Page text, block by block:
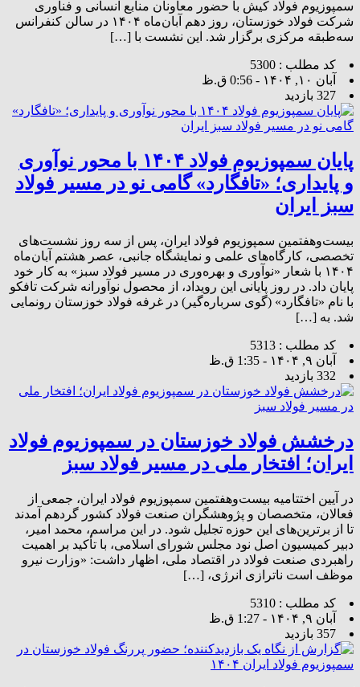
سمپوزیوم فولاد کیش با حضور معاونان منابع انسانی و فناوری
شرکت فولاد خوزستان، روز دهم آبان‌ماه ۱۴۰۴ در سالن کنفرانس
سه‌طبقه مرکزی برگزار شد. این نشست با […]
کد مطلب : 5300
آبان ۱۰, ۱۴۰۴ - 0:56 ق.ظ
327 بازدید
پایان سمپوزیوم فولاد ۱۴۰۴ با محور نوآوری
و پایداری؛ «تافگارد» گامی نو در مسیر فولاد
سبز ایران
بیست‌وهفتمین سمپوزیوم فولاد ایران، پس از سه روز نشست‌های
تخصصی، کارگاه‌های علمی و نمایشگاه جانبی، عصر هشتم آبان‌ماه
۱۴۰۴ با شعار «نوآوری و بهره‌وری در مسیر فولاد سبز» به کار خود
پایان داد. در روز پایانی این رویداد، از محصول نوآورانه شرکت تافکو
با نام «تافگارد» (گوی سرباره‌گیر) در غرفه فولاد خوزستان رونمایی
شد. به […]
کد مطلب : 5313
آبان ۹, ۱۴۰۴ - 1:35 ق.ظ
332 بازدید
درخشش فولاد خوزستان در سمپوزیوم فولاد
ایران؛ افتخار ملی در مسیر فولاد سبز
در آیین اختتامیه بیست‌وهفتمین سمپوزیوم فولاد ایران، جمعی از
فعالان، متخصصان و پژوهشگران صنعت فولاد کشور گردهم آمدند
تا از برترین‌های این حوزه تجلیل شود. در این مراسم، محمد امیر،
دبیر کمیسیون اصل نود مجلس شورای اسلامی، با تأکید بر اهمیت
راهبردی صنعت فولاد در اقتصاد ملی، اظهار داشت: «وزارت نیرو
موظف است ناترازی انرژی، […]
کد مطلب : 5310
آبان ۹, ۱۴۰۴ - 1:27 ق.ظ
357 بازدید